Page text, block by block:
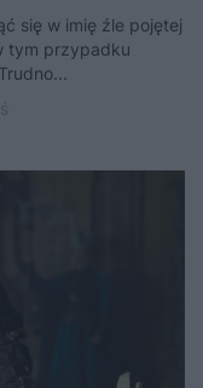
się w imię źle pojętej
tym przypadku